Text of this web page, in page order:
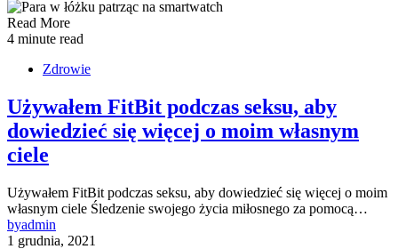
Read More
4 minute read
Zdrowie
Używałem FitBit podczas seksu, aby
dowiedzieć się więcej o moim własnym
ciele
Używałem FitBit podczas seksu, aby dowiedzieć się więcej o moim
własnym ciele Śledzenie swojego życia miłosnego za pomocą…
byadmin
1 grudnia, 2021